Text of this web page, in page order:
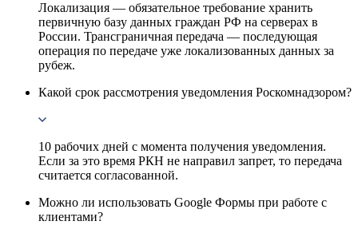
Локализация — обязательное требование хранить
первичную базу данных граждан РФ на серверах в
России. Трансграничная передача — последующая
операция по передаче уже локализованных данных за
рубеж.
Какой срок рассмотрения уведомления Роскомнадзором?
10 рабочих дней с момента получения уведомления.
Если за это время РКН не направил запрет, то передача
считается согласованной.
Можно ли использовать Google Формы при работе с
клиентами?